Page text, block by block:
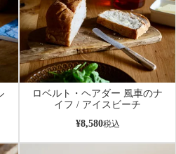
ロベルト・ヘアダー 風車のナ
イフ / アイスビーチ
¥8,580税込